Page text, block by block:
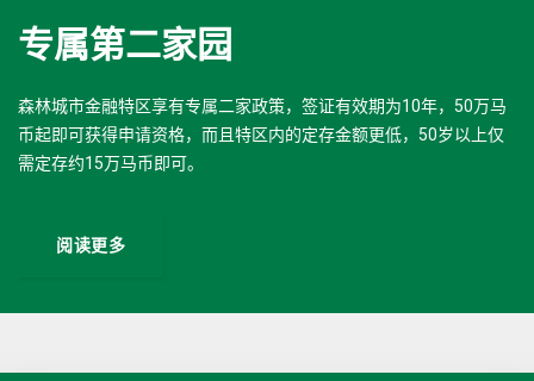
专属第二家园
森林城市金融特区享有专属二家政策，签证有效期为10年，50万马
币起即可获得申请资格，而且特区内的定存金额更低，50岁以上仅
需定存约15万马币即可。
阅读更多